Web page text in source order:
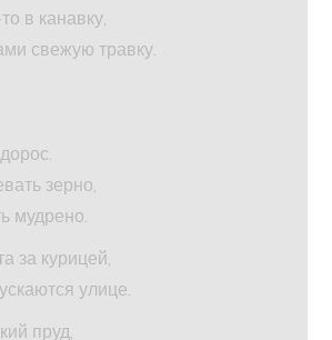
в канавку,
свежую травку.
зерно,
мудрено.
за курицей,
улице.
пруд,